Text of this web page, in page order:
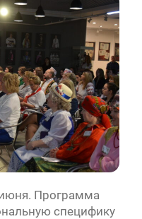
Программа
специфику